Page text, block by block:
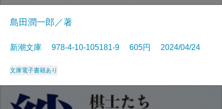
島田潤一郎／著
新潮文庫 978-4-10-105181-9 605円 2024/04/24
文庫電子書籍あり